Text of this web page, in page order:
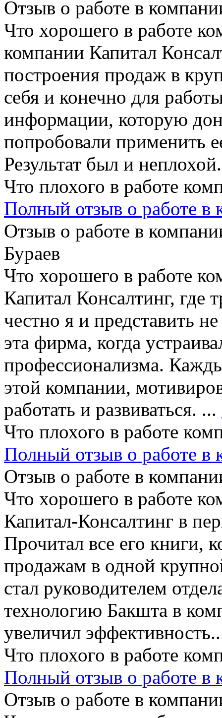
Отзыв о работе в
Что хорошего в работе
компании Капитал
построения продаж в
себя и конечно для
информации, которую
попробовали применить
Результат был и
Что плохого в работе
Полный отзыв о работе в
Отзыв о работе в
Бураев
Что хорошего в работе
Капитал Консалтинг, где
честно я и представить
эта фирма, когда
профессионализма.
этой компании,
работать и развиваться. ...
Что плохого в работе
Полный отзыв о работе в
Отзыв о работе в
Что хорошего в работе
Капитал-Консалтинг в
Прочитал все его книги,
продажам в одной
стал руководителем
технологию Бакшта в
увеличил
Что плохого в работе
Полный отзыв о работе в
Отзыв о работе в